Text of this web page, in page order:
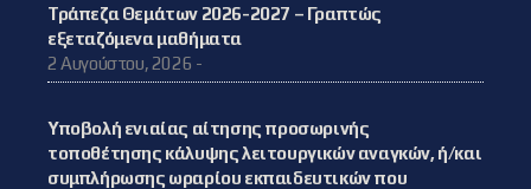
Τράπεζα Θεμάτων 2026-2027 – Γραπτώς
εξεταζόμενα μαθήματα
2 Αυγούστου, 2026 -
Υποβολή ενιαίας αίτησης προσωρινής
τοποθέτησης κάλυψης λειτουργικών αναγκών, ή/και
συμπλήρωσης ωραρίου εκπαιδευτικών που